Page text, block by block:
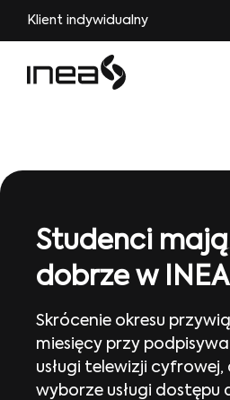
Klient indywidualny
Studenci mają
dobrze w INEA
Skrócenie okresu
miesięcy przy
usługi telewizji
wyborze usługi